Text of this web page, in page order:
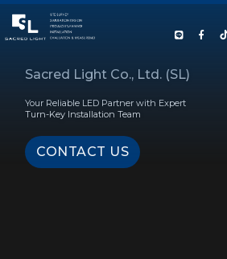
HOME
ABOUT US
PRODUCT
Sacred Light Co., Ltd. (SL)
Your Reliable LED Partner with Expert
Turn-Key Installation Team
CONTACT US